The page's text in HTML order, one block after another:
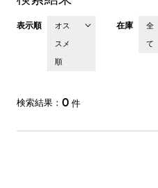
表示順
オス
スメ
順
在庫
全
て
検索結果 0 件